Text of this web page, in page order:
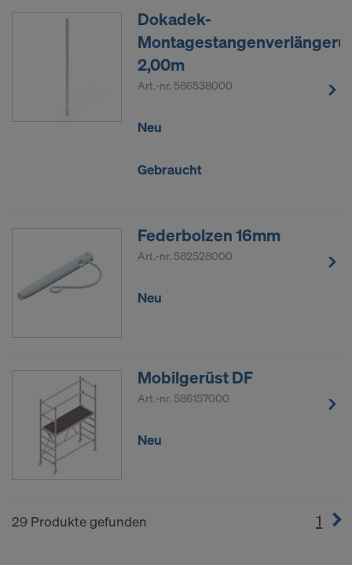
Dokadek-
2,00m
Art.-nr. 586538000
Neu
Gebraucht
Federbolzen 16mm
Art.-nr. 582528000
Neu
Mobilgerüst DF
Art.-nr. 586157000
Neu
29 Produkte gefunden 1